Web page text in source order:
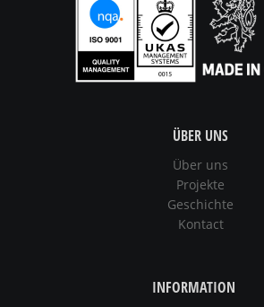
ÜBER UNS
Über uns
Projekte
Geschichte
Kontact
INFORMATION